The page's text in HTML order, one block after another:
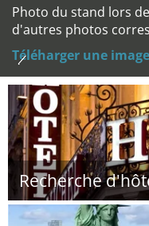
Photo du stand lors
d'autres photos
Téléharger une image
Recherche